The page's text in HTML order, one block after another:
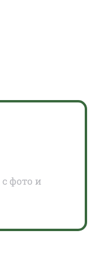
с фото и